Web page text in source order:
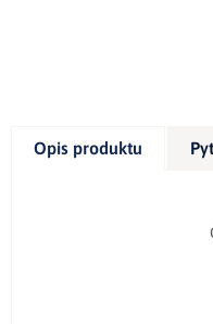
Opis produktu
Głębokość
szer.
szer.
szer.